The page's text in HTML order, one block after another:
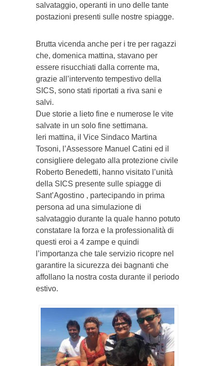
salvataggio, operanti in uno delle tante
postazioni presenti sulle nostre spiagge.
Brutta vicenda anche per i tre per ragazzi
che, domenica mattina, stavano per
essere risucchiati dalla corrente ma,
grazie all’intervento tempestivo della
SICS, sono stati riportati a riva sani e
salvi.
Due storie a lieto fine e numerose le vite
salvate in un solo fine settimana.
Ieri mattina, il Vice Sindaco Martina
Tosoni, l’Assessore Manuel Catini ed il
consigliere delegato alla protezione civile
Roberto Benedetti, hanno visitato l’unità
della SICS presente sulle spiagge di
Sant’Agostino , partecipando in prima
persona ad una simulazione di
salvataggio durante la quale hanno potuto
constatare la forza e la professionalità di
questi eroi a 4 zampe e quindi
l’importanza che tale servizio ricopre nel
garantire la sicurezza dei bagnanti che
affollano la nostra costa durante il periodo
estivo.